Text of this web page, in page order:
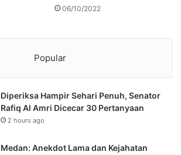
06/10/2022
Popular
Diperiksa Hampir Sehari Penuh, Senator
Rafiq Al Amri Dicecar 30 Pertanyaan
2 hours ago
Medan: Anekdot Lama dan Kejahatan